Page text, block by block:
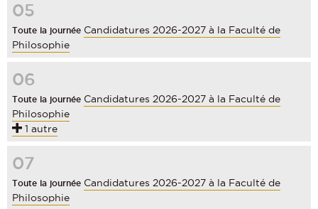
05
Toute la journée Candidatures 2026-2027 à la Faculté de
Philosophie
06
Toute la journée Candidatures 2026-2027 à la Faculté de
Philosophie
1 autre
07
Toute la journée Candidatures 2026-2027 à la Faculté de
Philosophie